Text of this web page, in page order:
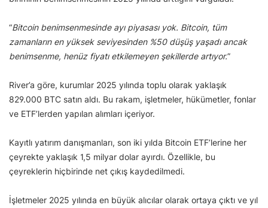
“Bitcoin benimsenmesinde ayı piyasası yok. Bitcoin, tüm
zamanların en yüksek seviyesinden %50 düşüş yaşadı ancak
benimsenme, henüz fiyatı etkilemeyen şekillerde artıyor.”
River’a göre, kurumlar 2025 yılında toplu olarak yaklaşık
829.000 BTC satın aldı. Bu rakam, işletmeler, hükümetler, fonlar
ve ETF’lerden yapılan alımları içeriyor.
Kayıtlı yatırım danışmanları, son iki yılda Bitcoin ETF’lerine her
çeyrekte yaklaşık 1,5 milyar dolar ayırdı. Özellikle, bu
çeyreklerin hiçbirinde net çıkış kaydedilmedi.
İşletmeler 2025 yılında en büyük alıcılar olarak ortaya çıktı ve yıl